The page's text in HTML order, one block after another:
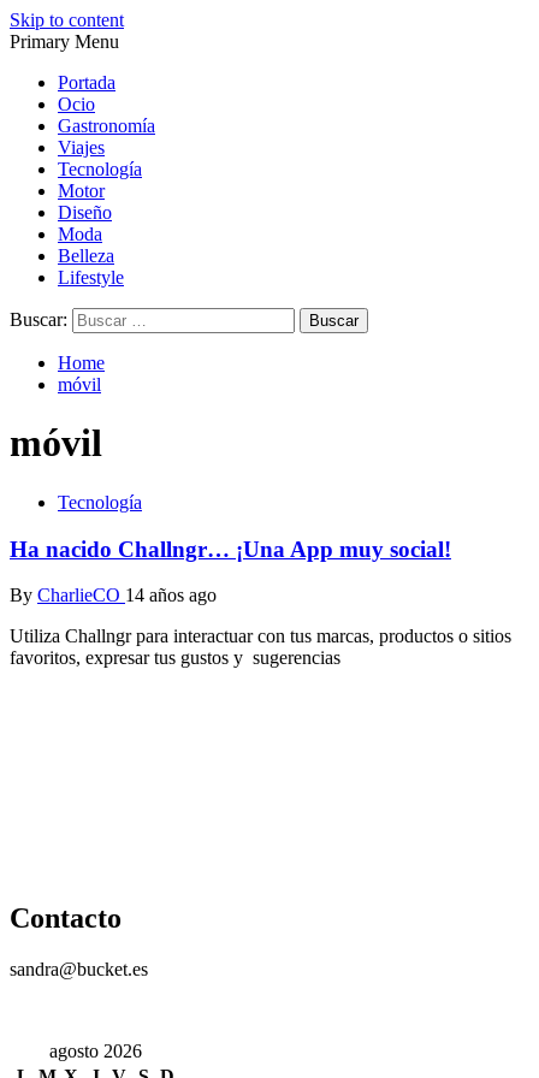
Skip to content
diseño…
diseño…
Primary Menu
Portada
Ocio
Gastronomía
Viajes
Tecnología
Motor
Diseño
Moda
Belleza
Lifestyle
Buscar:
Home
móvil
móvil
Tecnología
Ha nacido Challngr… ¡Una App muy social!
By CharlieCO 14 años ago
Utiliza Challngr para interactuar con tus marcas, productos o sitios
favoritos, expresar tus gustos y sugerencias
Contacto
sandra@bucket.es
agosto 2026